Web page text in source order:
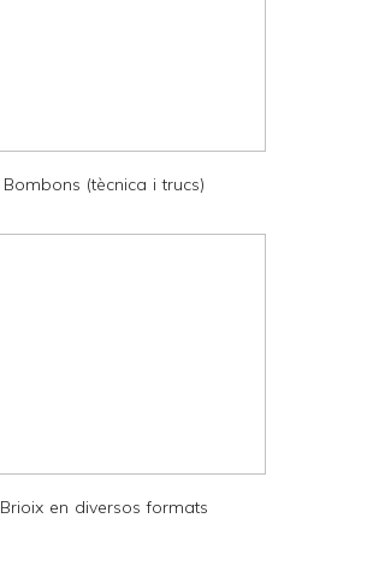
Bombons (tècnica i trucs)
Brioix en diversos formats